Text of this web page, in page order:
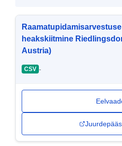
heakskiitmine
Austria)
CSV -